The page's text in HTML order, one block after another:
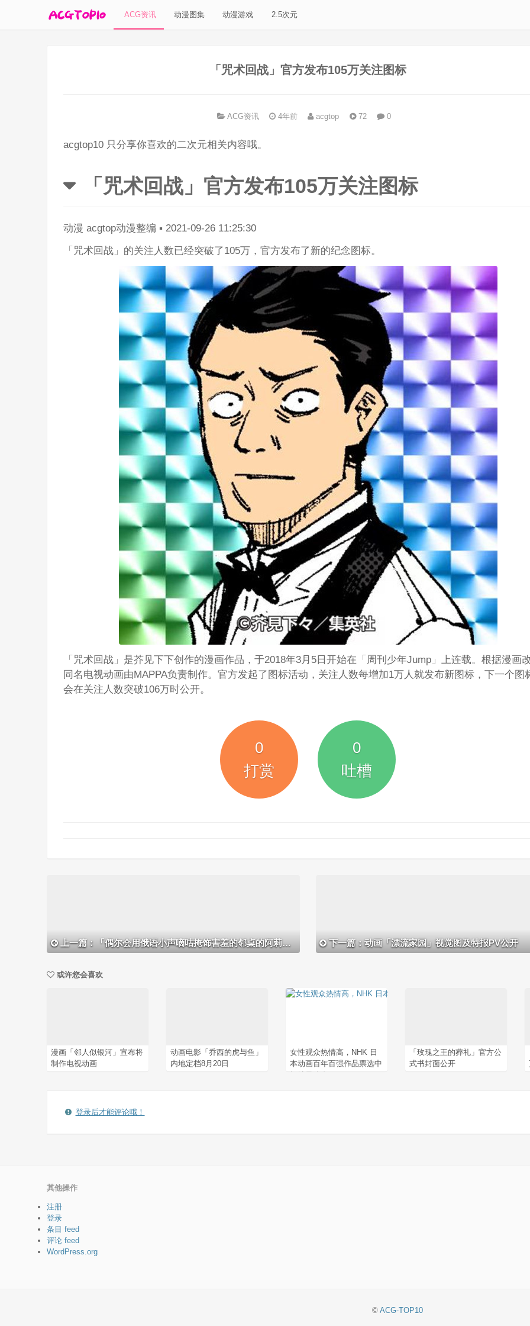
ACG资讯 动漫图集 动漫游戏 2.5次元
「咒术回战」官方发布105万关注图标
ACG资讯 4年前 acgtop 72 0
acgtop10 只分享你喜欢的二次元相关内容哦。
「咒术回战」官方发布105万关注图标
动漫 acgtop动漫整编 ▪ 2021-09-26 11:25:30
「咒术回战」的关注人数已经突破了105万，官方发布了新的纪念图标。
「咒术回战」是芥见下下创作的漫画作品，于2018年3月5日开始在「周刊少年Jump」上连载。根据漫画
同名电视动画由MAPPA负责制作。官方发起了图标活动，关注人数每增加1万人就发布新图标，下一个图
会在关注人数突破106万时公开。
0
打赏
0
吐槽
上一篇：「偶尔会用俄语小声嘀咕掩饰害羞的邻桌的阿莉娅同学」发布人物新绘 下一篇：动画「漂流家园」视觉图及特报PV公开
或许您会喜欢
漫画「邻人似银河」宣布将
制作电视动画
动画电影「乔西的虎与鱼」
内地定档8月20日
女性观众热情高，NHK 日
本动画百年百强作品票选中
「玫瑰之王的葬礼」官方公
式书封面公开
登录后才能评论哦！
其他操作
注册
登录
条目 feed
评论 feed
WordPress.org
© ACG-TOP10